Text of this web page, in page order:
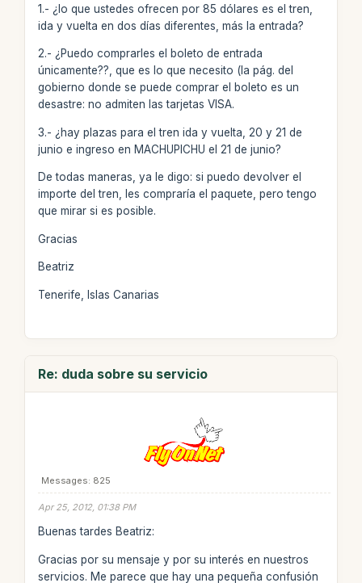
1.- ¿lo que ustedes ofrecen por 85 dólares es el tren,
ida y vuelta en dos días diferentes, más la entrada?
2.- ¿Puedo comprarles el boleto de entrada
únicamente??, que es lo que necesito (la pág. del
gobierno donde se puede comprar el boleto es un
desastre: no admiten las tarjetas VISA.
3.- ¿hay plazas para el tren ida y vuelta, 20 y 21 de
junio e ingreso en MACHUPICHU el 21 de junio?
De todas maneras, ya le digo: si puedo devolver el
importe del tren, les compraría el paquete, pero tengo
que mirar si es posible.
Gracias
Beatriz
Tenerife, Islas Canarias
Re: duda sobre su servicio
Messages: 825
Apr 25, 2012, 01:38 PM
Buenas tardes Beatriz:
Gracias por su mensaje y por su interés en nuestros
servicios. Me parece que hay una pequeña confusión